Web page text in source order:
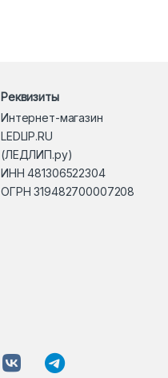
Реквизиты
Интернет-магазин
LEDLIP.RU
(ЛЕДЛИП.ру)
ИНН 481306522304
ОГРН 319482700007208